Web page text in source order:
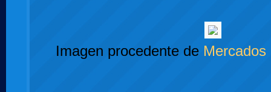
Imagen procedente de